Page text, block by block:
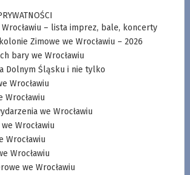
– lista imprez, bale, koncerty
Zimowe we Wrocławiu – 2026
bary we Wrocławiu
Dolnym Śląsku i nie tylko
Wrocławiu
Wrocławiu
we Wrocławiu
Wrocławiu
Wrocławiu
Wrocławiu
we Wrocławiu